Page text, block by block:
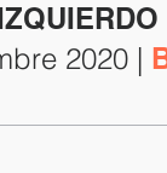
2020 |